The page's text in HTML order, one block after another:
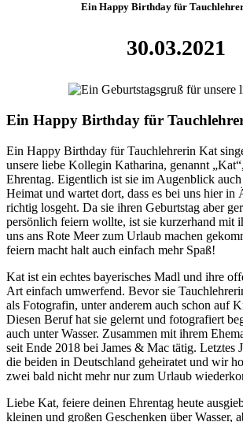
Ein Happy Birthday für
30.03.2021
Ein Happy Birthday für
Ein Happy Birthday für Tauchlehrerin Kat
unsere liebe Kollegin Katharina, genannt
Ehrentag. Eigentlich ist sie im Augenblick auch
Heimat und wartet dort, dass es bei uns hier in
richtig losgeht. Da sie ihren Geburtstag aber
persönlich feiern wollte, ist sie kurzerhand mit
uns ans Rote Meer zum Urlaub machen
feiern macht halt auch einfach mehr Spaß!
Kat ist ein echtes bayerisches Madl und ihre
Art einfach umwerfend. Bevor sie
als Fotografin, unter anderem auch schon auf
Diesen Beruf hat sie gelernt und fotografiert
auch unter Wasser. Zusammen mit ihrem
seit Ende 2018 bei James & Mac tätig. Letztes
die beiden in Deutschland geheiratet und wir
zwei bald nicht mehr nur zum Urlaub
Liebe Kat, feiere deinen Ehrentag heute
kleinen und großen Geschenken über Wasser,